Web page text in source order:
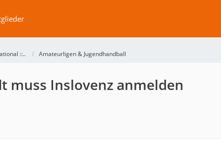
::.. Amateurligen & Jugendhandball
muss Inslovenz anmelden